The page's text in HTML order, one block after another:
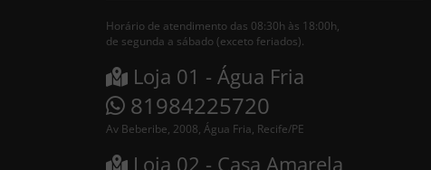
Horário de atendimento das 08:30h às 18:00h,
de segunda a sábado (exceto feriados).
Loja 01 - Água Fria
81984225720
Av Beberibe, 2008, Água Fria, Recife/PE
Loja 02 - Casa Amarela